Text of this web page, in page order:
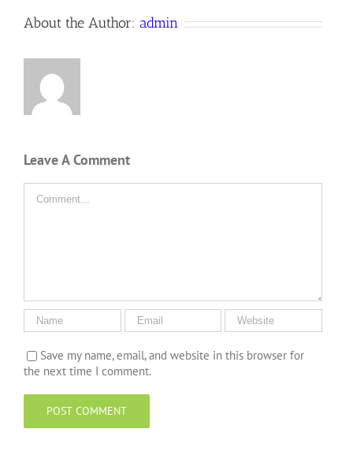
About the Author: admin
Leave A Comment
Save my name, email, and website in this browser for
the next time I comment.